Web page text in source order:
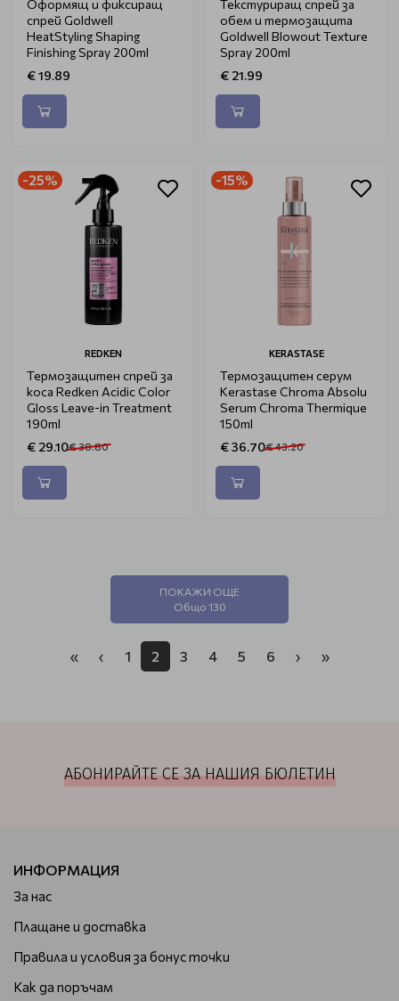
Оформящ и фиксиращ
спрей Goldwell
HeatStyling Shaping
Finishing Spray 200ml
€ 19.89
Текстуриращ спрей за
обем и термозащита
Goldwell Blowout Texture
Spray 200ml
€ 21.99
-25%
REDKEN
Термозащитен спрей за
коса Redken Acidic Color
Gloss Leave-in Treatment
190ml
€ 29.10€ 38.80
-15%
KERASTASE
Термозащитен серум
Kerastase Chroma Absolu
Serum Chroma Thermique
150ml
€ 36.70€ 43.20
ПОКАЖИ ОЩЕ
Общо 130
« ‹ 1 2 3 4 5 6 › »
АБОНИРАЙТЕ СЕ ЗА НАШИЯ БЮЛЕТИН
ИНФОРМАЦИЯ
За нас
Плащане и доставка
Правила и условия за бонус точки
Как да поръчам